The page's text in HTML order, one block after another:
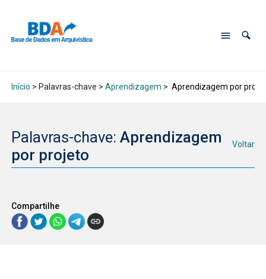
Início > Palavras-chave > Aprendizagem > Aprendizagem por
Palavras-chave: Aprendizagem
por projeto
Voltar
Compartilhe